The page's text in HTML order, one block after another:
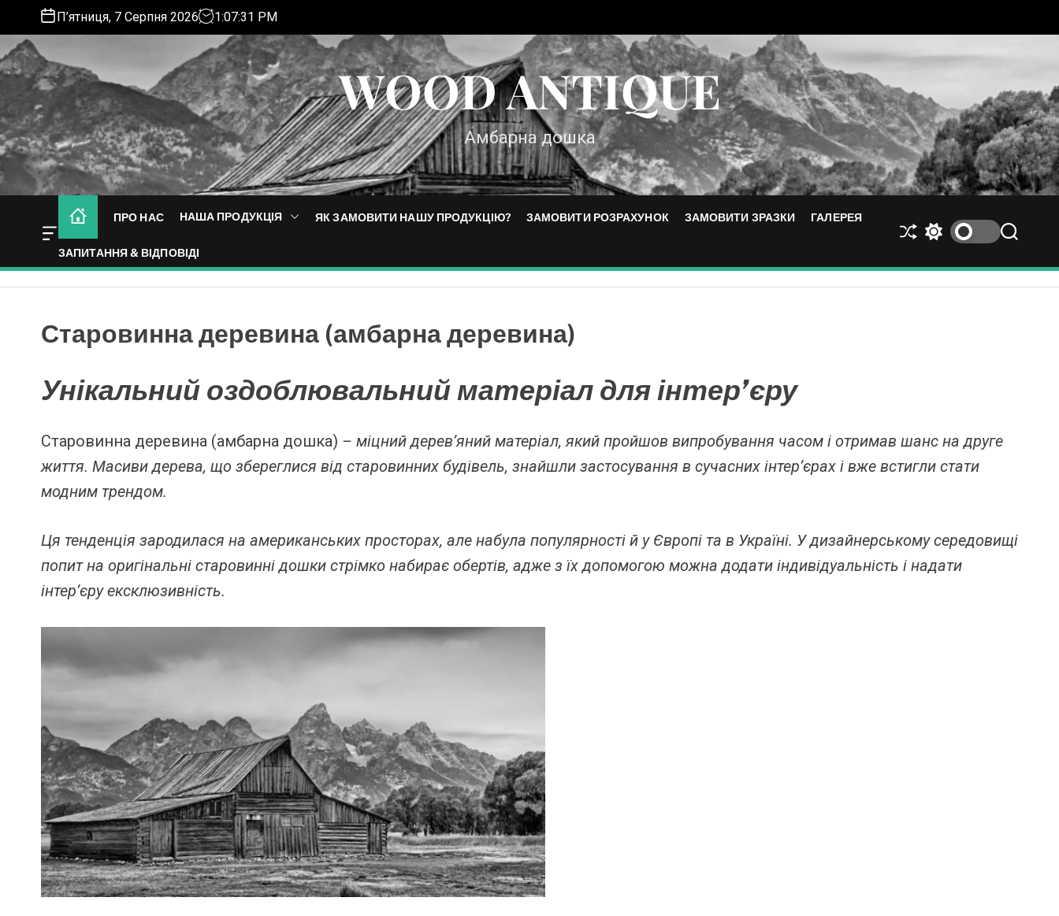
П’ятниця, 7 Серпня 2026 1:07:33 PM
WOOD ANTIQUE
Амбарна дошка
ПРО НАС НАША ПРОДУКЦІЯ ЯК ЗАМОВИТИ НАШУ ПРОДУКЦІЮ? ЗАМОВИТИ РОЗРАХУНОК ЗАМОВИТИ ЗРАЗКИ ГАЛЕРЕЯ
ЗАПИТАННЯ & ВІДПОВІДІ
Старовинна деревина (амбарна деревина)
Унікальний оздоблювальний матеріал для інтер’єру
Старовинна деревина (амбарна дошка) – міцний дерев’яний матеріал, який пройшов випробування часом і отримав шанс на друге
життя. Масиви дерева, що збереглися від старовинних будівель, знайшли застосування в сучасних інтер’єрах і вже встигли стати
модним трендом.
Ця тенденція зародилася на американських просторах, але набула популярності й у Європі та в Україні. У дизайнерському середовищі
попит на оригінальні старовинні дошки стрімко набирає обертів, адже з їх допомогою можна додати індивідуальність і надати
інтер’єру ексклюзивність.